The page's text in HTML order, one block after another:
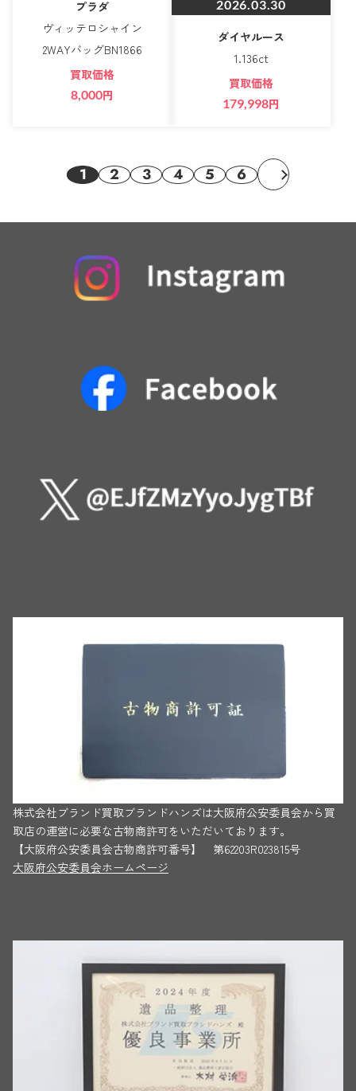
プラダ
ヴィッテロシャイン
2WAYバッグBN1866
買取価格
8,000円
2026.03.30
ダイヤルース
1.136ct
買取価格
179,998円
1 2 3 4 5 6
株式会社ブランド買取ブランドハンズは大阪府公安委員会から買
取店の運営に必要な古物商許可をいただいております。
【大阪府公安委員会古物商許可番号】 第62203R023815号
大阪府公安委員会ホームページ